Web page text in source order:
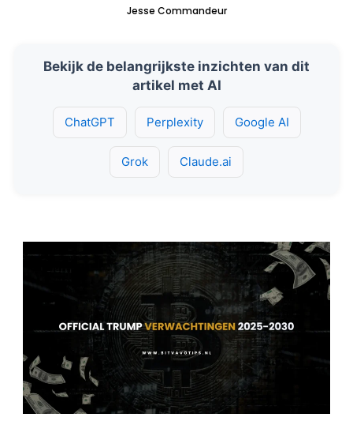
Jesse Commandeur
Bekijk de belangrijkste inzichten van dit
artikel met AI
ChatGPT Perplexity Google AI
Grok Claude.ai